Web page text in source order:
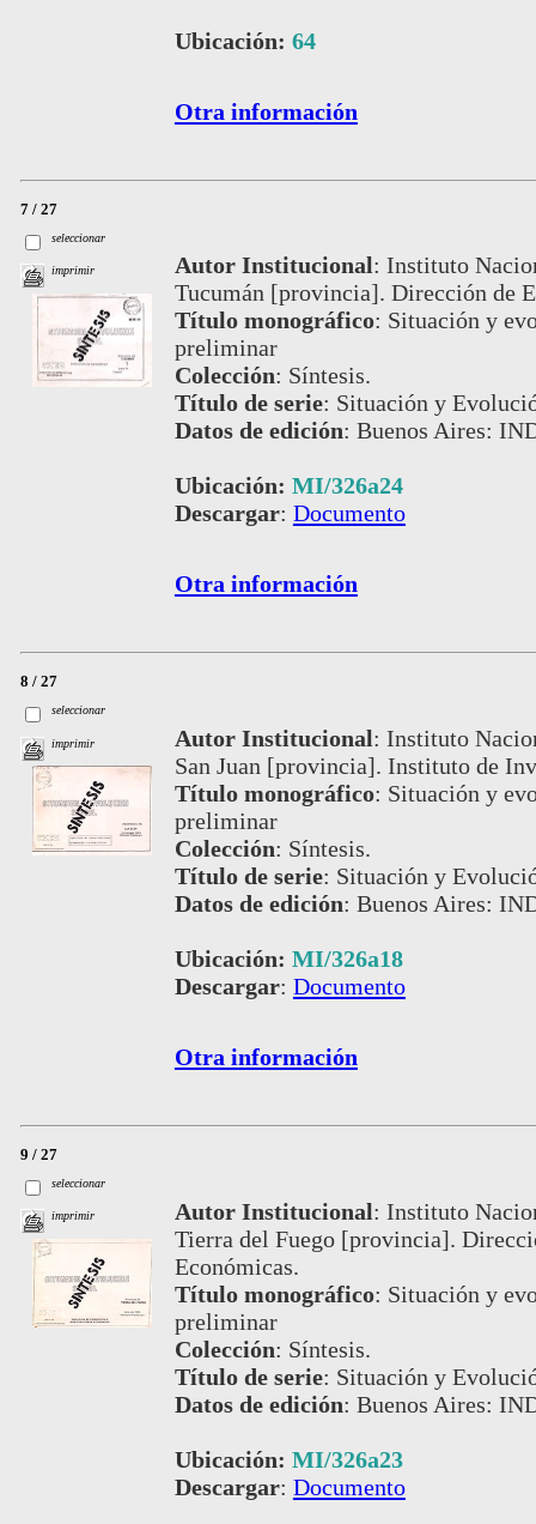
Ubicación: 64
Otra información
7 / 27
seleccionar
imprimir Autor Institucional: Instituto
Tucumán [provincia]. Dirección de
Título monográfico: Situación y
preliminar
Colección: Síntesis.
Título de serie: Situación y
Datos de edición: Buenos Aires:
Ubicación: MI/326a24
Descargar: Documento
Otra información
8 / 27
seleccionar
imprimir Autor Institucional: Instituto
San Juan [provincia]. Instituto de
Título monográfico: Situación y
preliminar
Colección: Síntesis.
Título de serie: Situación y
Datos de edición: Buenos Aires:
Ubicación: MI/326a18
Descargar: Documento
Otra información
9 / 27
seleccionar
imprimir Autor Institucional: Instituto
Tierra del Fuego [provincia].
Económicas.
Título monográfico: Situación y
preliminar
Colección: Síntesis.
Título de serie: Situación y
Datos de edición: Buenos Aires:
Ubicación: MI/326a23
Descargar: Documento